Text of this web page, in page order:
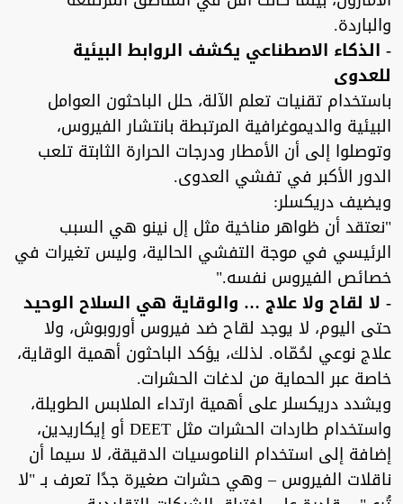
والباردة.
- الذكاء الاصطناعي يكشف الروابط البيئية
للعدوى
باستخدام تقنيات تعلم الآلة، حلل الباحثون العوامل
البيئية والديموغرافية المرتبطة بانتشار الفيروس،
وتوصلوا إلى أن الأمطار ودرجات الحرارة الثابتة تلعب
الدور الأكبر في تفشي العدوى.
ويضيف دريكسلر:
"نعتقد أن ظواهر مناخية مثل إل نينو هي السبب
الرئيسي في موجة التفشي الحالية، وليس تغيرات في
خصائص الفيروس نفسه."
- لا لقاح ولا علاج … والوقاية هي السلاح الوحيد
حتى اليوم، لا يوجد لقاح ضد فيروس أوروبوش، ولا
علاج نوعي لحُمّاه. لذلك، يؤكد الباحثون أهمية الوقاية،
خاصة عبر الحماية من لدغات الحشرات.
ويشدد دريكسلر على أهمية ارتداء الملابس الطويلة،
واستخدام طاردات الحشرات مثل DEET أو إيكاريدين،
إضافة إلى استخدام الناموسيات الدقيقة، لا سيما أن
ناقلات الفيروس – وهي حشرات صغيرة جدًا تعرف بـ "لا